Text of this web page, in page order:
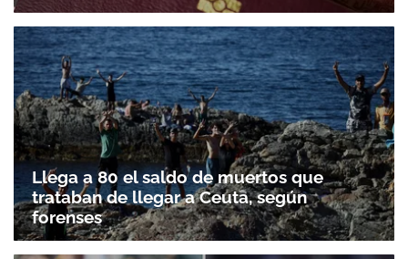
Llega a 80 el saldo de muertos que
trataban de llegar a Ceuta, según
forenses